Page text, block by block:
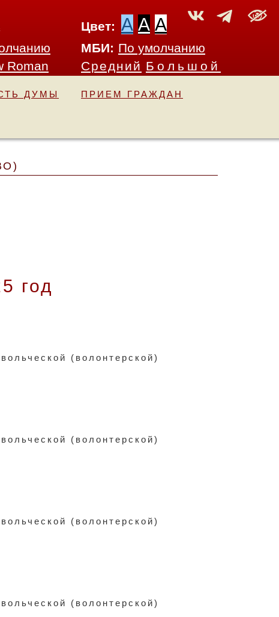
Цвет: A A A
Roman
МБИ: По умолчанию
Средний Большой
ДУМЫ ПРИЕМ ГРАЖДАН
год
(волонтерской)
(волонтерской)
(волонтерской)
(волонтерской)